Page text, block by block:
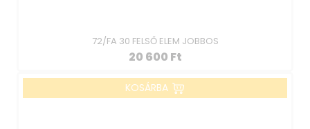
72/FA 30 FELSŐ ELEM JOBBOS
20 600 Ft
KOSÁRBA